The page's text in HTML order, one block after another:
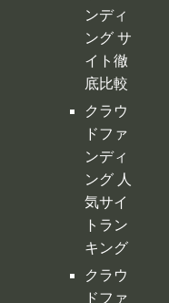
ング サ
イト徹
底比較
クラウ
ドファ
ンディ
ング 人
気サイ
トラン
キング
クラウ
ドファ
ンディ